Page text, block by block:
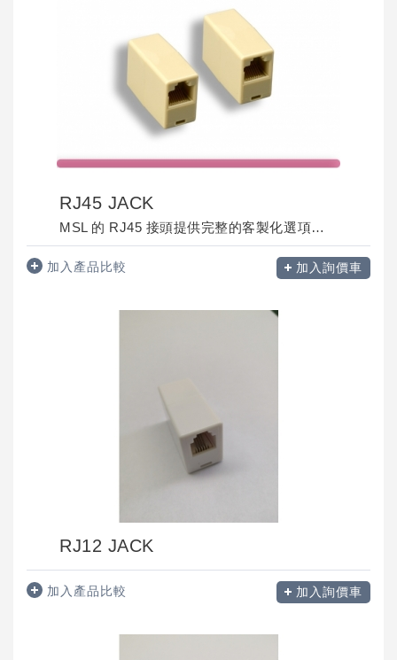
RJ45 JACK
MSL 的 RJ45 接頭提供完整的客製化選項，以滿足您的獨特需求。專為路由器、交換器等設備中的高速、可靠資料傳輸而設計，這些接頭採用耐用的高品質材料製成，確保長效穩定的使用壽命。...
加入產品比較 加入詢價車
RJ12 JACK
加入產品比較 加入詢價車